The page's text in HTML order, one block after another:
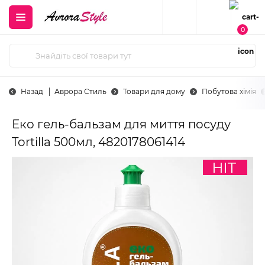
0
Назад Аврора Стиль Товари для дому Побутова хімія
Еко гель-бальзам для миття посуду
Tortilla 500мл, 4820178061414